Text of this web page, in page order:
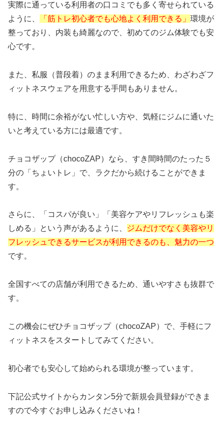
実際に通っている利用者の口コミでも多く寄せられている
ように、
「筋トレ初心者でも心地よく利用できる」 環境が
整っており、内装も綺麗なので、初めてのジム体験でも安
心です。
また、私服（普段着）のまま利用できるため、わざわざフ
ィットネスウェアを用意する手間もありません。
特に、時間に余裕がない忙しい方や、気軽にジムに通いた
いと考えている方には最適です。
チョコザップ（chocoZAP）なら、すき間時間のたった５
分の「ちょいトレ」で、ラクだから続けることができま
す。
さらに、「コスパが良い」「美容ケアやリフレッシュも楽
しめる」という声があるように、
ジムだけでなく美容やリ
フレッシュできるサービスが利用できるのも、魅力の一つ
です。
全国すべての店舗が利用できるため、通いやすさも抜群で
す。
この機会にぜひチョコザップ（chocoZAP）で、手軽にフ
ィットネスをスタートしてみてください。
初心者でも安心して始められる環境が整っています。
下記公式サイトからカンタン5分で新規会員登録ができま
すので今すぐお申し込みくださいね！